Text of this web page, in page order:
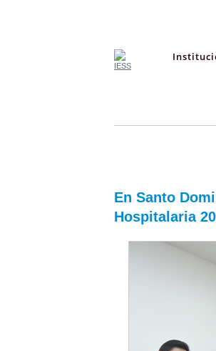
En Santo
Hospitalaria